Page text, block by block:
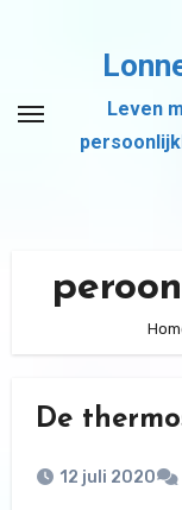
inhoud
Leven
De
12 juli 2020